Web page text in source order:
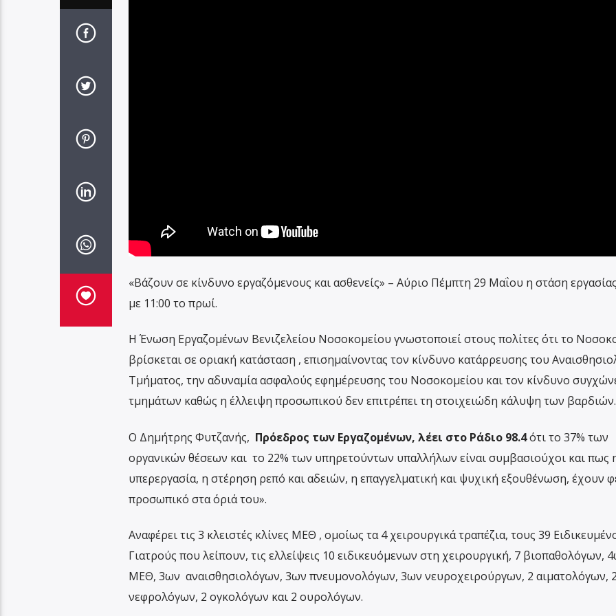
«Βάζουν σε κίνδυνο εργαζόμενους και ασθενείς» – Αύριο Πέμπτη 29 Μαΐου η στάση
με 11:00 το πρωί.
Η Ένωση Εργαζομένων Βενιζελείου Νοσοκομείου γνωστοποιεί στους πολίτες ότι το
βρίσκεται σε οριακή κατάσταση , επισημαίνοντας τον κίνδυνο κατάρρευσης του
Τμήματος, την αδυναμία ασφαλούς εφημέρευσης του Νοσοκομείου και τον κίνδυνο
τμημάτων καθώς η έλλειψη προσωπικού δεν επιτρέπει τη στοιχειώδη κάλυψη των βαρδιών.
Ο Δημήτρης Φυτζανής, Πρόεδρος των Εργαζομένων, λέει στο Ράδιο 98.4ότι το 37% των
οργανικών θέσεων και το 22% των υπηρετούντων υπαλλήλων είναι συμβασιούχοι και πως
υπερεργασία, η στέρηση ρεπό και αδειών, η επαγγελματική και ψυχική εξουθένωση, έχουν
προσωπικό στα όριά του».
Αναφέρει τις 3 κλειστές κλίνες ΜΕΘ , ομοίως τα 4 χειρουργικά τραπέζια, τους 39
Γιατρούς που λείπουν, τις ελλείψεις 10 ειδικευόμενων στη χειρουργική, 7 βιοπαθολόγων,
ΜΕΘ, 3ων αναισθησιολόγων, 3ων πνευμονολόγων, 3ων νευροχειρούργων, 2 αιματολόγων, 2
νεφρολόγων, 2 ογκολόγων και 2 ουρολόγων.